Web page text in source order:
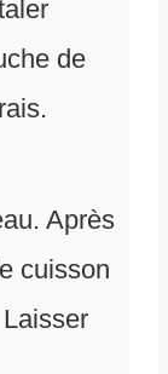
de
Après
cuisson